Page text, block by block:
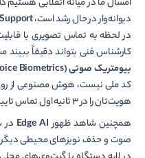
امسال ما در میانه انقلابی هستیم
دیوانه‌وار در حال رشد است،
کارشناس فنی بتواند دقیقاً
بیومتریک صوتی (Voice Biometrics)
کد ملی نیست، هوش مصنوعی از
هویت‌تان را در ۳ ثانیه اول تماس تایید می‌کند.
همچنین شاهد ظهورEdge AI در
صوت و حذف نویزهای محیطی دیگر